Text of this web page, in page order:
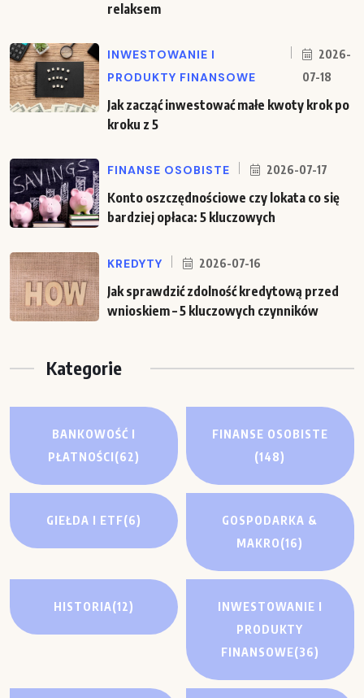
relaksem
INWESTOWANIE I
PRODUKTY FINANSOWE
2026-
07-18
Jak zacząć inwestować małe kwoty krok po
kroku z 5
FINANSE OSOBISTE 2026-07-17
Konto oszczędnościowe czy lokata co się
bardziej opłaca: 5 kluczowych
KREDYTY 2026-07-16
Jak sprawdzić zdolność kredytową przed
wnioskiem – 5 kluczowych czynników
Kategorie
BANKOWOŚĆ I
PŁATNOŚCI(62)
FINANSE OSOBISTE
(148)
GIEŁDA I ETF(6)
GOSPODARKA &
MAKRO(16)
HISTORIA(12)
INWESTOWANIE I
PRODUKTY
FINANSOWE(36)